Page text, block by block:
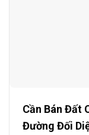
Cần Bán Đất
Đường Đối